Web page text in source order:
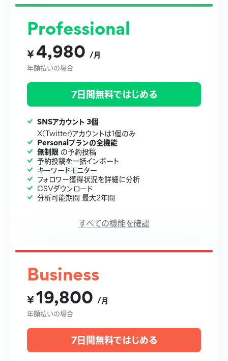
Professional
¥ 4,980 /月
年額払いの場合
7日間無料ではじめる
SNSアカウント 3個
X(Twitter)アカウントは1個のみ
Personalプランの全機能
無制限 の予約投稿
予約投稿を一括インポート
キーワードモニター
フォロワー獲得状況を詳細に分析
CSVダウンロード
分析可能期間 最大2年間
すべての機能を確認
Business
¥19,800 /月
年額払いの場合
7日間無料ではじめる